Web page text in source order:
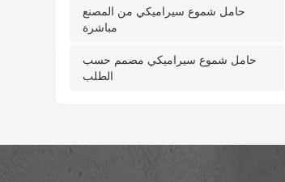
حامل شموع سيراميكي من المصنع
مباشرة
حامل شموع سيراميكي مصمم حسب
الطلب